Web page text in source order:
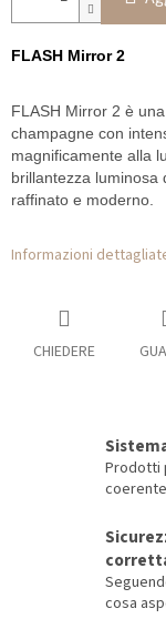
FLASH Mirror 2
FLASH Mirror 2 è
champagne con
magnificamente alla
brillantezza luminosa
raffinato e moderno.
Informazioni
CHIEDERE
Prodotti
cosa